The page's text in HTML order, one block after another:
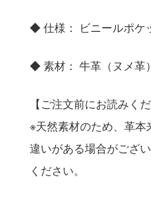
◆ 仕様： ビニールポケ
◆ 素材： 牛革（ヌメ革）
【ご注文前にお読みくだ
※天然素材のため、革
違いがある場合がござ
ください。